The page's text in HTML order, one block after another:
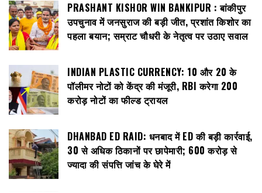
PRASHANT KISHOR WIN BANKIPUR : बांकीपुर
उपचुनाव में जनसुराज की बड़ी जीत, प्रशांत किशोर का
पहला बयान; सम्राट चौधरी के नेतृत्व पर उठाए सवाल
INDIAN PLASTIC CURRENCY: ₹10 और ₹20 के
पॉलीमर नोटों को केंद्र की मंजूरी, RBI करेगा 200
करोड़ नोटों का फील्ड ट्रायल
DHANBAD ED RAID: धनबाद में ED की बड़ी कार्रवाई,
30 से अधिक ठिकानों पर छापेमारी; 600 करोड़ से
ज्यादा की संपत्ति जांच के घेरे में